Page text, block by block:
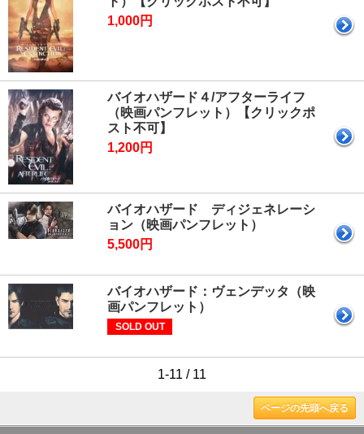
1,000円
バイオハザード４/アフターライフ
（映画パンフレット）【クリックポ
スト不可】
1,200円
バイオハザード ディジェネレーシ
ョン（映画パンフレット）
5,500円
バイオハザード：ヴェンデッタ（映
画パンフレット）
SOLD OUT
1-11 / 11
ページの先頭へ戻る